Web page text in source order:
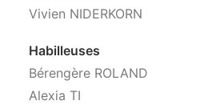
Vivien NIDERKORN
Habilleuses
Bérengère ROLAND
Alexia TI